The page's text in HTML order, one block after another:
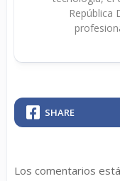
República
SHARE
Los comentarios